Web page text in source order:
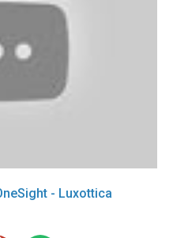
- Luxottica